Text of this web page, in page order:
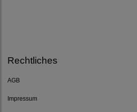
Rechtliches
AGB
Impressum